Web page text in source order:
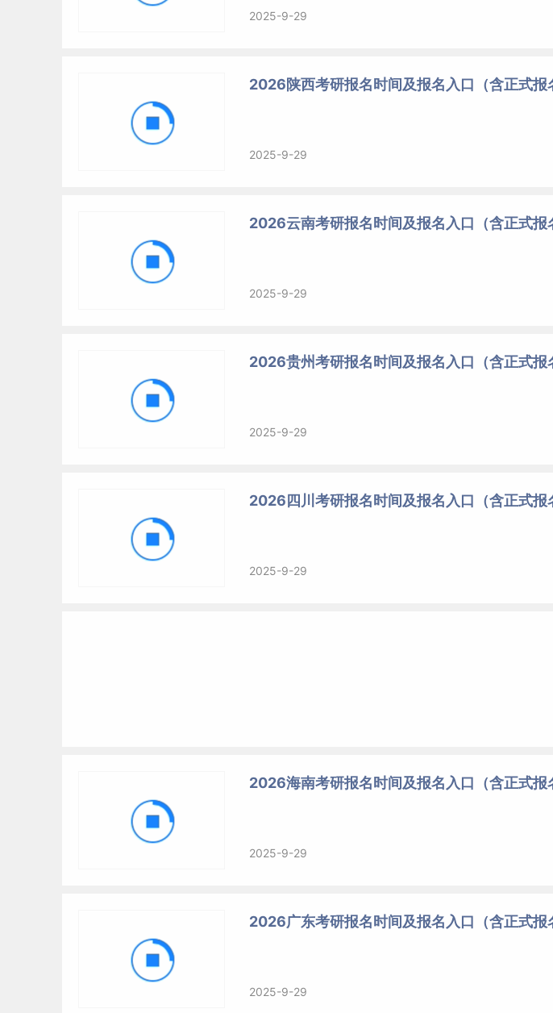
2025-9-29
2026陕西考研报名时间及报名入口（含正式报
2025-9-29
2026云南考研报名时间及报名入口（含正式报
2025-9-29
2026贵州考研报名时间及报名入口（含正式报
2025-9-29
2026四川考研报名时间及报名入口（含正式报
2025-9-29
2026海南考研报名时间及报名入口（含正式报
2025-9-29
2026广东考研报名时间及报名入口（含正式报
2025-9-29